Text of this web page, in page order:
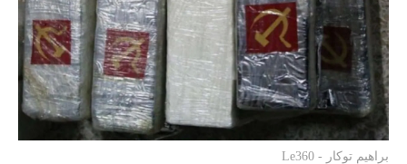
براهيم توكار - Le360